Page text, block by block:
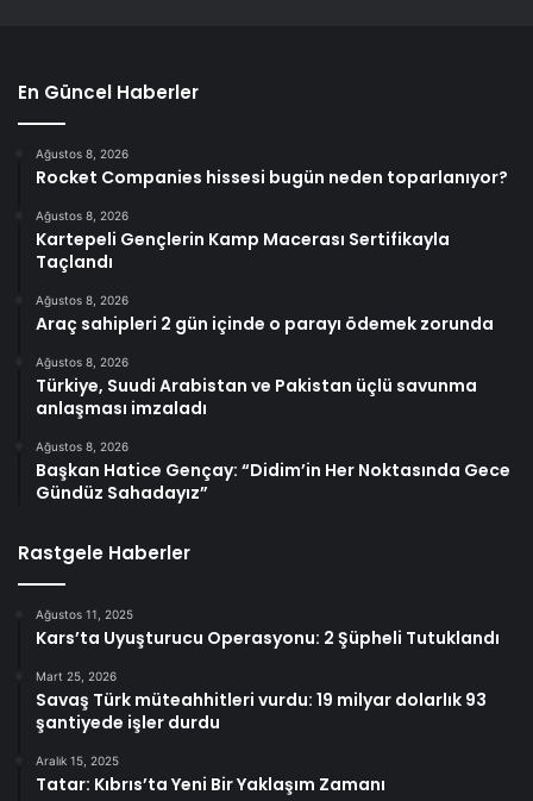
En Güncel Haberler
Ağustos 8, 2026
Rocket Companies hissesi bugün neden toparlanıyor?
Ağustos 8, 2026
Kartepeli Gençlerin Kamp Macerası Sertifikayla
Taçlandı
Ağustos 8, 2026
Araç sahipleri 2 gün içinde o parayı ödemek zorunda
Ağustos 8, 2026
Türkiye, Suudi Arabistan ve Pakistan üçlü savunma
anlaşması imzaladı
Ağustos 8, 2026
Başkan Hatice Gençay: “Didim’in Her Noktasında Gece
Gündüz Sahadayız”
Rastgele Haberler
Ağustos 11, 2025
Kars’ta Uyuşturucu Operasyonu: 2 Şüpheli Tutuklandı
Mart 25, 2026
Savaş Türk müteahhitleri vurdu: 19 milyar dolarlık 93
şantiyede işler durdu
Aralık 15, 2025
Tatar: Kıbrıs’ta Yeni Bir Yaklaşım Zamanı